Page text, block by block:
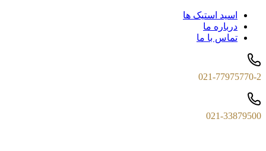
اسید استیک ها
درباره ما
تماس با ما
021-77975770-2
021-33879500